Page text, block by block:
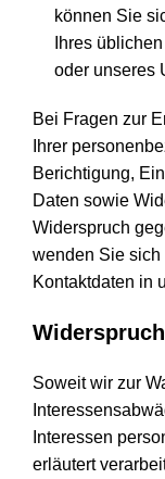
können Sie
Ihres
oder unseres
Bei Fragen zur
Ihrer
Berichtigung,
Daten sowie
Widerspruch
wenden Sie sich
Kontaktdaten in
Soweit wir zur
Interessen
erläutert